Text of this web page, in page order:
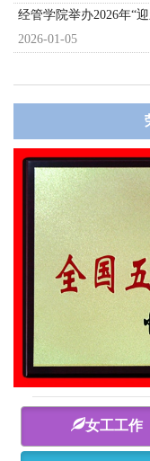
经管学院举办2026年“
2026-01-05
女工工作